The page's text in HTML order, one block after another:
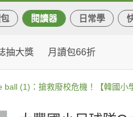
閱讀器 日常學
抽大獎 月讀包66折
(1)：搶救廢校危機！【韓國小